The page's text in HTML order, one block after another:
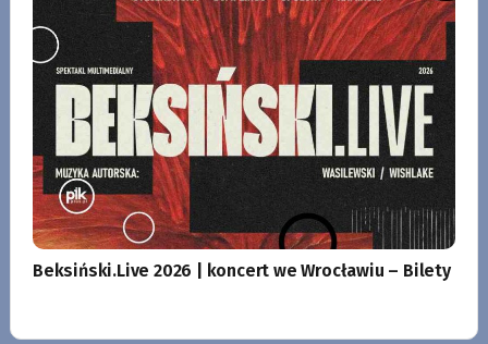
Beksiński.Live 2026 | koncert we Wrocławiu – Bilety